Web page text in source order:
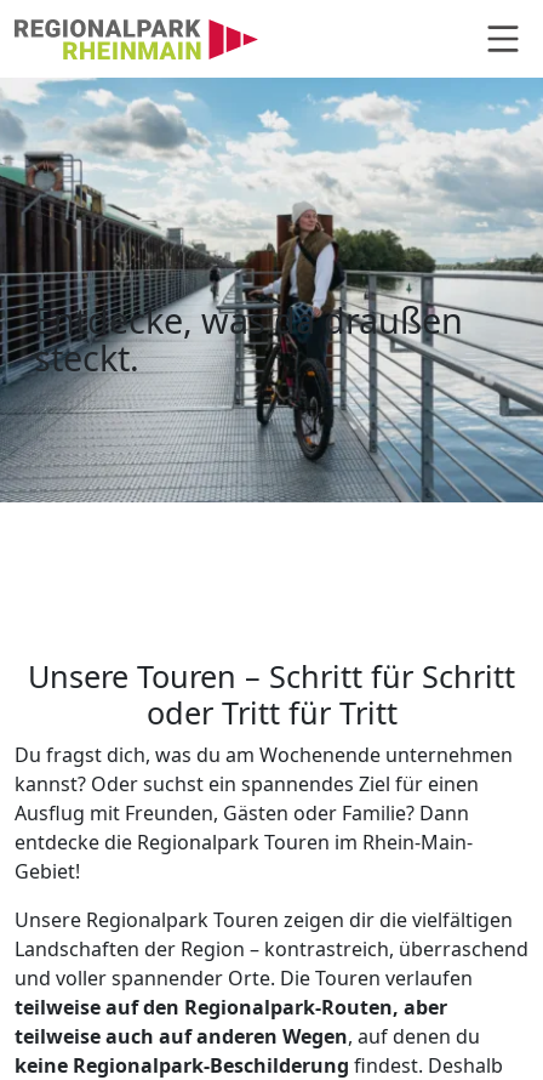
Regionalpark Touren
Hauptnavigation
Entdecke, was da draußen
steckt.
Unsere Touren – Schritt für Schritt
oder Tritt für Tritt
Du fragst dich, was du am Wochenende unternehmen
kannst? Oder suchst ein spannendes Ziel für einen
Ausflug mit Freunden, Gästen oder Familie? Dann
entdecke die Regionalpark Touren im Rhein-Main-
Gebiet!
Unsere Regionalpark Touren zeigen dir die vielfältigen
Landschaften der Region – kontrastreich, überraschend
und voller spannender Orte. Die Touren verlaufen
teilweise auf den Regionalpark-Routen, aber
teilweise auch auf anderen Wegen, auf denen du
keine Regionalpark-Beschilderung findest. Deshalb